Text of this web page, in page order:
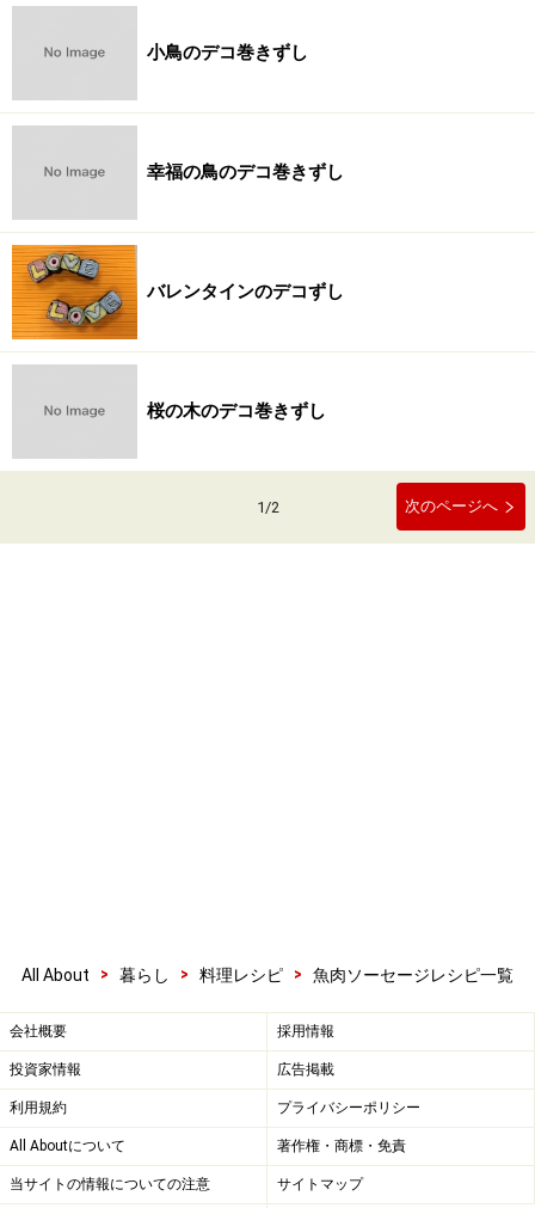
小鳥のデコ巻きずし
幸福の鳥のデコ巻きずし
バレンタインのデコずし
桜の木のデコ巻きずし
1/2 次のページへ
All About > 暮らし > 料理レシピ > 魚肉ソーセージレシピ一覧
会社概要 採用情報
投資家情報 広告掲載
利用規約 プライバシーポリシー
All Aboutについて 著作権・商標・免責
当サイトの情報についての注意 サイトマップ